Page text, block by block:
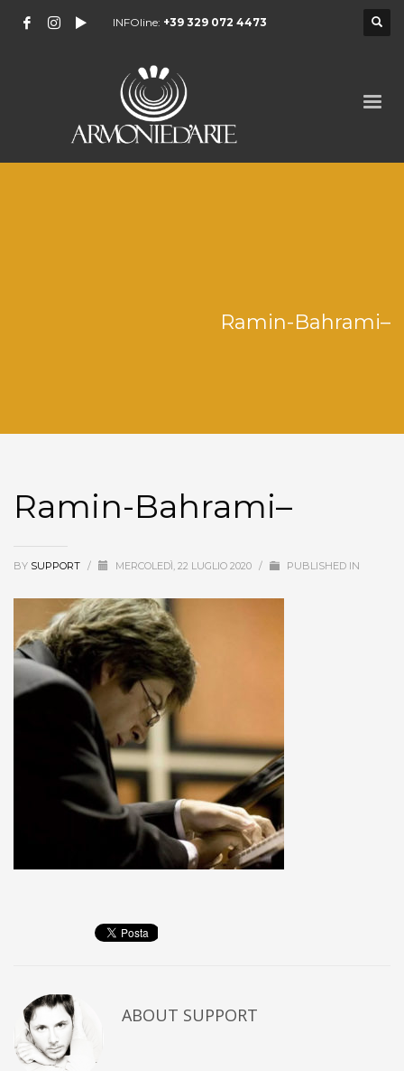
INFOline: +39 329 072 4473
Ramin-Bahrami–
Ramin-Bahrami–
BY SUPPORT / MERCOLEDÌ, 22 LUGLIO 2020 / PUBLISHED IN
ABOUT SUPPORT